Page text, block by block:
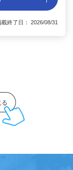
終了日： 2026/08/31